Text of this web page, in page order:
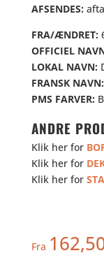
AFSENDES:
FRA/ÆNDRET:
OFFICIEL
LOKAL NAVN:
FRANSK NAVN:
PMS FARVER:
ANDRE
Klik her for
Klik her for
Klik her for
Fra